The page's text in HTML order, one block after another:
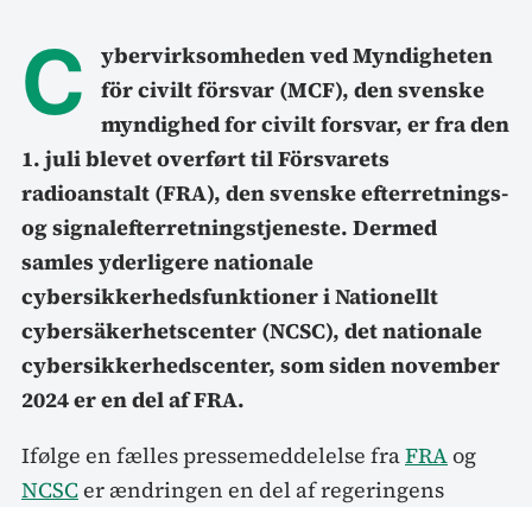
C
ybervirksomheden ved Myndigheten
för civilt försvar (MCF), den svenske
myndighed for civilt forsvar, er fra den
1. juli blevet overført til Försvarets
radioanstalt (FRA), den svenske efterretnings-
og signalefterretningstjeneste. Dermed
samles yderligere nationale
cybersikkerhedsfunktioner i Nationellt
cybersäkerhetscenter (NCSC), det nationale
cybersikkerhedscenter, som siden november
2024 er en del af FRA.
Ifølge en fælles pressemeddelelse fraFRAog
NCSCer ændringen en del af regeringens